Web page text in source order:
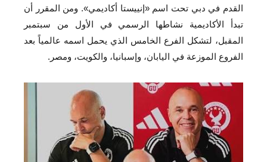
القدم في دبي تحت اسم «إنييستا أكاديمي». ومن المقرر أن
تبدأ الأكاديمية نشاطها الرسمي في الأول من سبتمبر
المقبل، لتشكل الفرع الخامس الذي يحمل اسمه عالمياً بعد
الفروع الموزعة في اليابان، وإسبانيا، والكويت، ومصر.